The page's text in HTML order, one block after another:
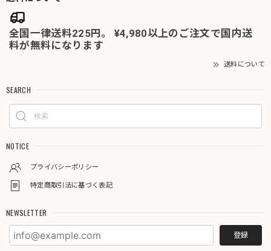
全国一律送料225円。 ¥4,980以上のご注文で国内送
料が無料になります
送料について
SEARCH
NOTICE
プライバシーポリシー
特定商取引法に基づく表記
NEWSLETTER
登録